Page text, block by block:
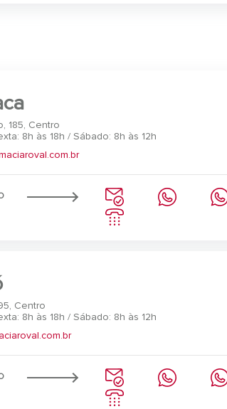
185, Centro
8h às 18h / Sábado: 8h às 12h
Centro
8h às 18h / Sábado: 8h às 12h